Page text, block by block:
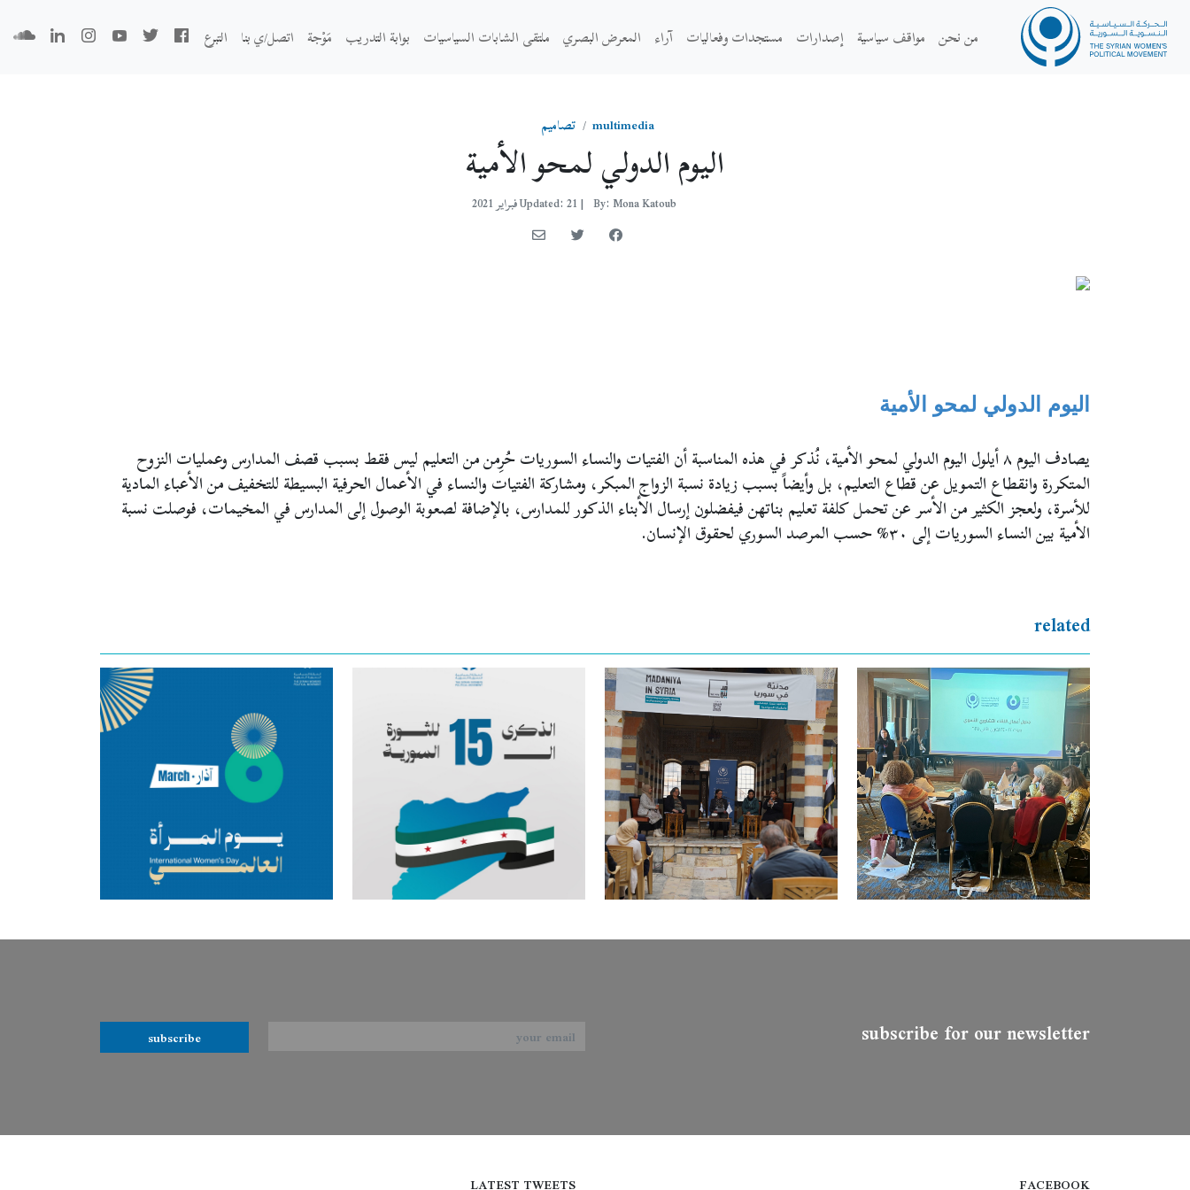
من نحن مواقف سياسية إصدارات مستجدات وفعاليات آراء المعرض البصري ملتقى الشابات السياسيات بوابة التدريب مَوْجة اتصل/ي بنا التبرع
multimedia تصاميم
اليوم الدولي لمحو الأمية
By: Mona Katoub
|Updated: 21 فبراير 2021
اليوم الدولي لمحو الأمية
الأمية بين النساء السوريات إلى ٣٠% حسب المرصد السوري لحقوق الإنسان.
related
subscribe for our newsletter
subscribe
FACEBOOK
LATEST TWEETS